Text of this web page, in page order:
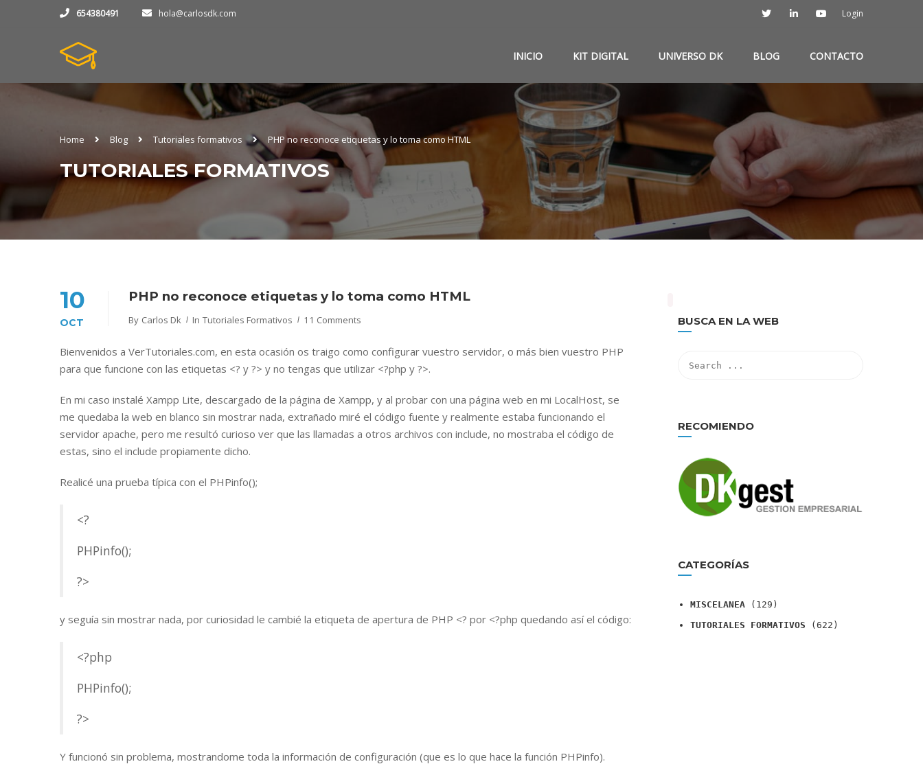
654380491 hola@carlosdk.com Login
INICIO KIT DIGITAL UNIVERSO DK BLOG CONTACTO
Home Blog Tutoriales formativos PHP no reconoce etiquetas y lo toma como HTML
TUTORIALES FORMATIVOS
10
OCT
PHP no reconoce etiquetas y lo toma como HTML
By Carlos Dk In Tutoriales Formativos 11 Comments
Bienvenidos a VerTutoriales.com, en esta ocasión os traigo como configurar vuestro servidor, o más bien vuestro PHP
para que funcione con las etiquetas <? y ?> y no tengas que utilizar <?php y ?>.
En mi caso instalé Xampp Lite, descargado de la página de Xampp, y al probar con una página web en mi LocalHost, se
me quedaba la web en blanco sin mostrar nada, extrañado miré el código fuente y realmente estaba funcionando el
servidor apache, pero me resultó curioso ver que las llamadas a otros archivos con include, no mostraba el código de
estas, sino el include propiamente dicho.
Realicé una prueba típica con el PHPinfo();
<?
PHPinfo();
?>
y seguía sin mostrar nada, por curiosidad le cambié la etiqueta de apertura de PHP <? por <?php quedando así el código:
<?php
PHPinfo();
?>
Y funcionó sin problema, mostrandome toda la información de configuración (que es lo que hace la función PHPinfo).
BUSCA EN LA WEB
RECOMIENDO
CATEGORÍAS
MISCELANEA (129)
TUTORIALES FORMATIVOS (622)